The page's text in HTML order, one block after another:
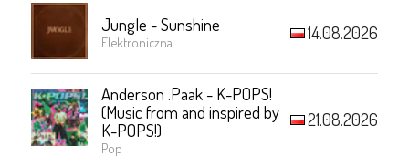
Jungle - Sunshine
Elektroniczna 14.08.2026
Anderson .Paak - K-POPS!
(Music from and inspired by
K-POPS!)
Pop
21.08.2026